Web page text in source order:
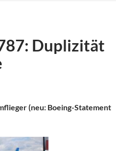
Duplizität
(neu: Boeing-Statement